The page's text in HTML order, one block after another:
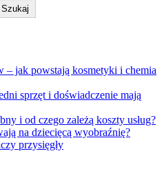
Szukaj
– jak powstają kosmetyki i chemia
sprzęt i doświadczenie mają
i od czego zależą koszty usług?
na dziecięcą wyobraźnię?
przysięgły